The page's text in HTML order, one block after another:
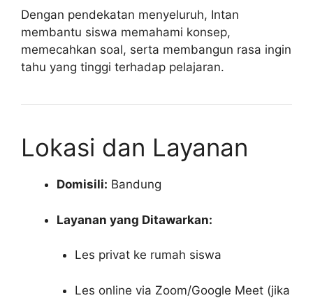
Dengan pendekatan menyeluruh, Intan
membantu siswa memahami konsep,
memecahkan soal, serta membangun rasa ingin
tahu yang tinggi terhadap pelajaran.
Lokasi dan Layanan
Domisili: Bandung
Layanan yang Ditawarkan:
Les privat ke rumah siswa
Les online via Zoom/Google Meet (jika